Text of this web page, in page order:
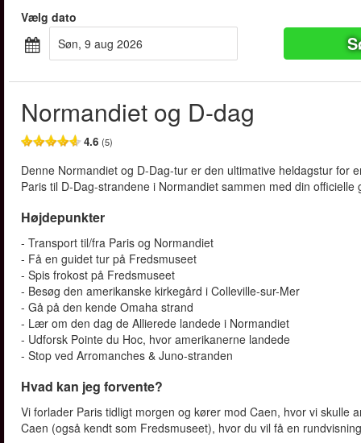
Vælg dato
søn, 9 aug 2026
Normandiet og D-dag
4.6 (5)
Denne Normandiet og D-Dag-tur er den ultimative heldagstur for
Paris til D-Dag-strandene i Normandiet sammen med din
Højdepunkter
- Transport til/fra Paris og Normandiet
- Få en guidet tur på Fredsmuseet
- Spis frokost på Fredsmuseet
- Besøg den amerikanske kirkegård i Colleville-sur-Mer
- Gå på den kende Omaha strand
- Lær om den dag de Allierede landede i Normandiet
- Udforsk Pointe du Hoc, hvor amerikanerne landede
- Stop ved Arromanches & Juno-stranden
Hvad kan jeg forvente?
Vi forlader Paris tidligt morgen og kører mod Caen, hvor vi skulle
Caen (også kendt som Fredsmuseet), hvor du vil få en